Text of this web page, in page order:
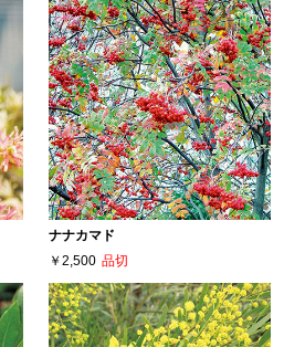
ナナカマド
￥2,500 品切